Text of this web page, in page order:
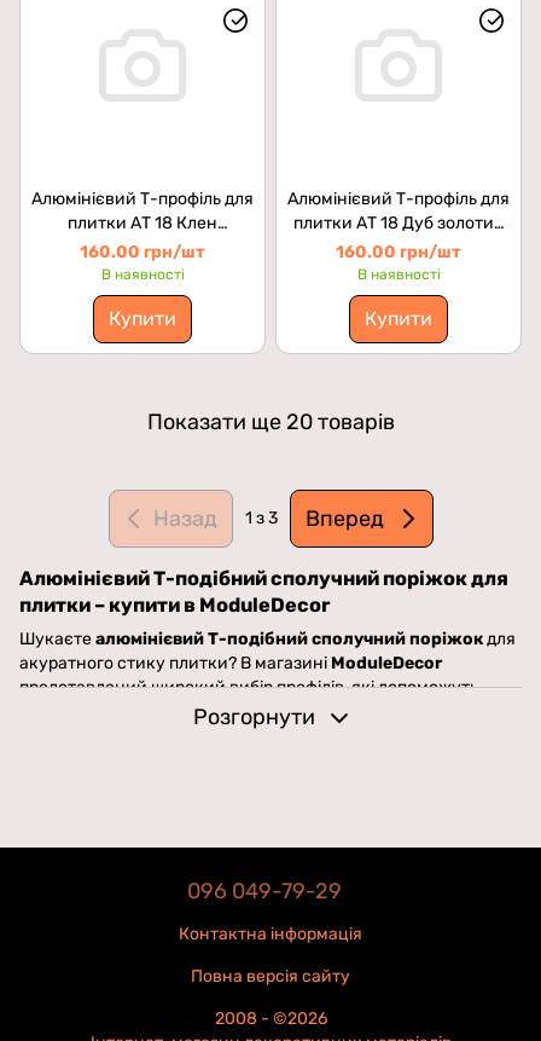
Алюмінієвий Т-профіль для
плитки АТ 18 Клен
північний 2.7м
160.00 грн/шт
В наявності
Купити
Алюмінієвий Т-профіль для
плитки АТ 18 Дуб золотий
2.7м
160.00 грн/шт
В наявності
Купити
Показати ще 20 товарів
Назад 1 з 3 Вперед
Алюмінієвий Т-подібний сполучний поріжок для
плитки – купити в ModuleDecor
Шукаєтеалюмінієвий Т-подібний сполучний поріжокдля
акуратного стику плитки? В магазині ModuleDecor
представлений широкий вибір профілів, які допоможуть
зробити ваш інтер’єр гармонійним, а покриття –
Стійкість до вологи та корозії – ідеальний вибір для
ванної, кухні, передпокою.
Асортимент алюмінієвих Т-подібних поріжків у
Розгорнути
096 049-79-29
Контактна інформація
Повна версія сайту
2008 - ©2026